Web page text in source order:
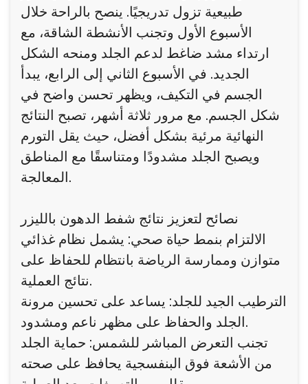
طبيعية تزول تدريجيًا. ينصح بالراحة خلال
الأسبوع الأول وتجنب الأنشطة الشاقة، مع
ارتداء مشد ضاغط لدعم الجلد ومنحه الشكل
الجديد. في الأسبوع الثاني إلى الرابع، يبدأ
الجسم في التكيف، ويظهر تحسن واضح في
شكل الجسم. مع مرور ثلاثة أشهر، تصبح النتائج
النهائية مرئية بشكل أفضل، حيث يقل التورم
ويصبح الجلد مشدودًا ومتناسقًا مع المناطق
المعالجة.
نصائح لتعزيز نتائج شفط الدهون بالليزر
الالتزام بنمط حياة صحي: يشمل نظام غذائي
متوازن وممارسة الرياضة بانتظام للحفاظ على
نتائج العملية.
الترطيب الجيد للجلد: يساعد على تحسين مرونة
الجلد والحفاظ على مظهر ناعم ومشدود.
تجنب التعرض المباشر للشمس: حماية الجلد
من الأشعة فوق البنفسجية يحافظ على صحته